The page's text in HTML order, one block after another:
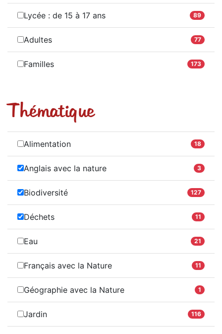
Lycée : de 15 à 17 ans 89
Adultes 77
Familles 173
Thématique
Alimentation 18
Anglais avec la nature 3
Biodiversité 127
Déchets 11
Eau 21
Français avec la Nature 11
Géographie avec la Nature 1
Jardin 116